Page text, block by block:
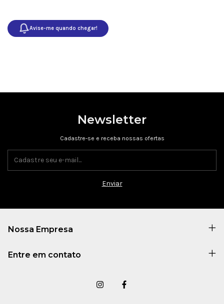
Avise-me quando chegar!
Newsletter
Cadastre-se e receba nossas ofertas
Nossa Empresa
Entre em contato